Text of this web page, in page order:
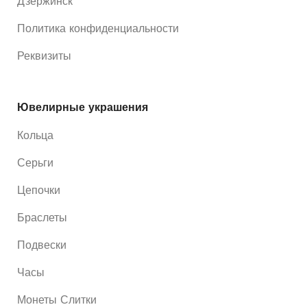
Политика конфиденциальности
Реквизиты
Ювелирные украшения
Кольца
Серьги
Цепочки
Браслеты
Подвески
Часы
Монеты Слитки